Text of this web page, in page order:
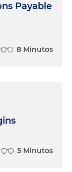
Payable
8 Minutos
5 Minutos